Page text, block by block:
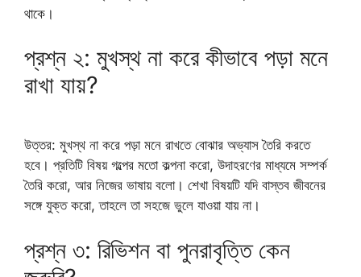
থাকে।
প্রশ্ন ২: মুখস্থ না করে কীভাবে পড়া মনে
রাখা যায়?
উত্তর: মুখস্থ না করে পড়া মনে রাখতে বোঝার অভ্যাস তৈরি করতে
হবে। প্রতিটি বিষয় গল্পের মতো কল্পনা করো, উদাহরণের মাধ্যমে সম্পর্ক
তৈরি করো, আর নিজের ভাষায় বলো। শেখা বিষয়টি যদি বাস্তব জীবনের
সঙ্গে যুক্ত করো, তাহলে তা সহজে ভুলে যাওয়া যায় না।
প্রশ্ন ৩: রিভিশন বা পুনরাবৃত্তি কেন